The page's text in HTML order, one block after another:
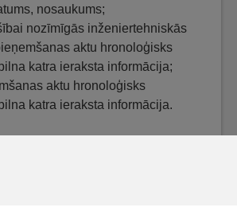
nosaukums;
nozīmīgās inženiertehniskās
aktu hronoloģisks
katra ieraksta informācija;
aktu hronoloģisks
katra ieraksta informācija.